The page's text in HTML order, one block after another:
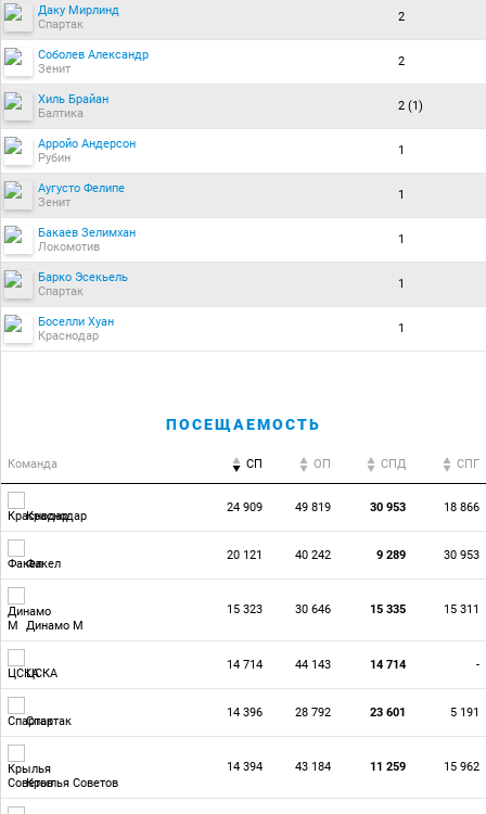
Даку Мирлинд
Спартак
2
Соболев Александр
Зенит
2
Хиль Брайан
Балтика
2 (1)
Арройо Андерсон
Рубин
1
Аугусто Фелипе
Зенит
1
Бакаев Зелимхан
Локомотив
1
Барко Эсекьель
Спартак
1
Боселли Хуан
Краснодар
1
ПОСЕЩАЕМОСТЬ
Команда СП ОП CПД CПГ
Краснодар
24 909 49 819 30 953 18 866
Факел
20 121 40 242 9 289 30 953
Динамо М
15 323 30 646 15 335 15 311
ЦСКА
14 714 44 143 14 714 -
Спартак
14 396 28 792 23 601 5 191
Крылья Советов
14 394 43 184 11 259 15 962